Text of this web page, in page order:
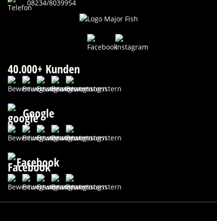
08234/8039954
40.000+ Kunden
Google
Facebook